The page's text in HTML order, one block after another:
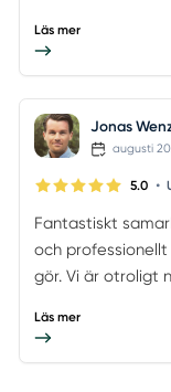
Läs mer
Jonas
augusti
5.0 •
Fantastiskt
och
gör. Vi är otroligt
Läs mer